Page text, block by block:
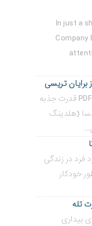
In just a
Company
کتاب صوتی و کتاب الکترونیکی PDF قدرت جذبه
(هلدینگ
فرد در زندگی
خودکار
تله
بیداری